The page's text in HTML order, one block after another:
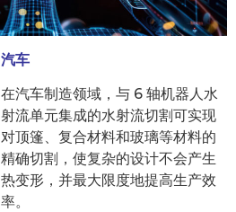
汽车
在汽车制造领域，与 6 轴机器人水
射流单元集成的水射流切割可实现
对顶篷、复合材料和玻璃等材料的
精确切割，使复杂的设计不会产生
热变形，并最大限度地提高生产效
率。